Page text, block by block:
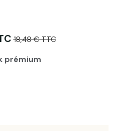
18,48 € TTC
prémium